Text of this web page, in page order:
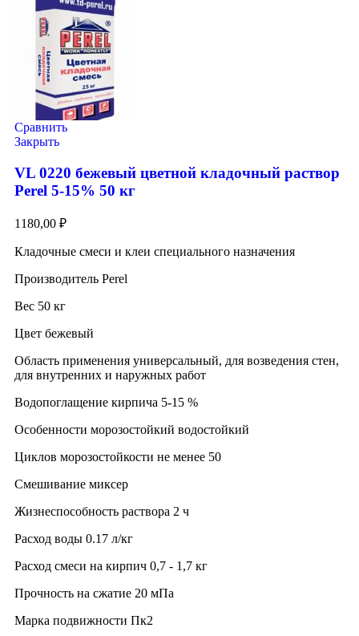
Сравнить
Закрыть
VL 0220 бежевый цветной кладочный раствор
Perel 5-15% 50 кг
1180,00 ₽
Кладочные смеси и клеи специального назначения
Производитель Perel
Вес 50 кг
Цвет бежевый
Область применения универсальный, для возведения стен,
для внутренних и наружных работ
Водопоглащение кирпича 5-15 %
Особенности морозостойкий водостойкий
Циклов морозостойкости не менее 50
Смешивание миксер
Жизнеспособность раствора 2 ч
Расход воды 0.17 л/кг
Расход смеси на кирпич 0,7 - 1,7 кг
Прочность на сжатие 20 мПа
Марка подвижности Пк2